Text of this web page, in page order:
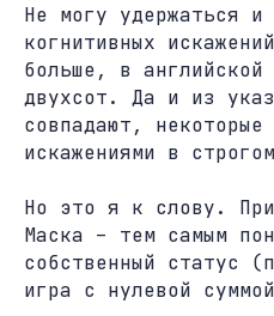
Не могу удержаться
когнитивных
больше, в
двухсот. Да и из
совпадают,
искажениями в
Но это я к слову.
Маска – тем самым
собственный статус
игра с нулевой